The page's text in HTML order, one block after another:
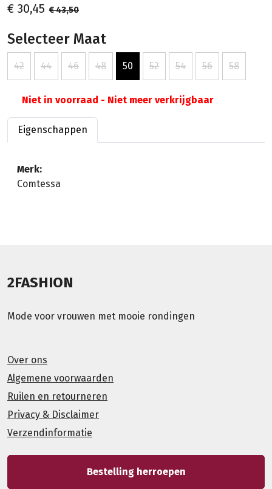
€ 30,45 € 43,50
Selecteer Maat
42 44 46 48 50 52 54 56 58
Niet in voorraad - Niet meer verkrijgbaar
Eigenschappen
Merk:
Comtessa
2FASHION
Mode voor vrouwen met mooie rondingen
Over ons
Algemene voorwaarden
Ruilen en retourneren
Privacy & Disclaimer
Verzendinformatie
Bestelling herroepen